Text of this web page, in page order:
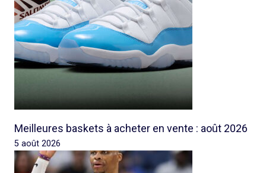
Meilleures baskets à acheter en vente : août 2026
5 août 2026